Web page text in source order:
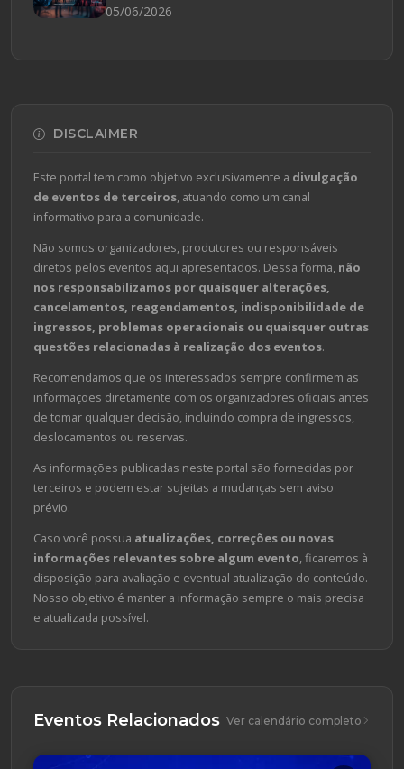
05/06/2026
DISCLAIMER
Este portal tem como objetivo exclusivamente a divulgação
de eventos de terceiros, atuando como um canal
informativo para a comunidade.
Não somos organizadores, produtores ou responsáveis
diretos pelos eventos aqui apresentados. Dessa forma, não
nos responsabilizamos por quaisquer alterações,
cancelamentos, reagendamentos, indisponibilidade de
ingressos, problemas operacionais ou quaisquer outras
questões relacionadas à realização dos eventos.
Recomendamos que os interessados sempre confirmem as
informações diretamente com os organizadores oficiais antes
de tomar qualquer decisão, incluindo compra de ingressos,
deslocamentos ou reservas.
As informações publicadas neste portal são fornecidas por
terceiros e podem estar sujeitas a mudanças sem aviso
prévio.
Caso você possua atualizações, correções ou novas
informações relevantes sobre algum evento, ficaremos à
disposição para avaliação e eventual atualização do conteúdo.
Nosso objetivo é manter a informação sempre o mais precisa
e atualizada possível.
Eventos Relacionados Ver calendário completo